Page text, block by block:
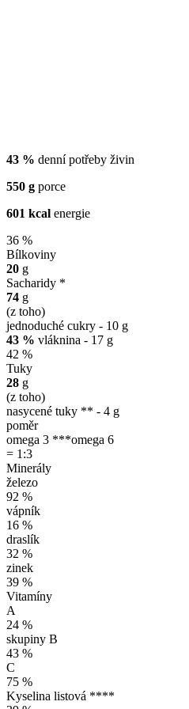
43 % denní potřeby živin
550 g porce
601 kcal energie
36 %
Bílkoviny
20 g
Sacharidy *
74 g
(z toho)
jednoduché cukry - 10 g
43 % vláknina - 17 g
42 %
Tuky
28 g
(z toho)
nasycené tuky ** - 4 g
poměr
omega 3 ***omega 6
= 1:3
Minerály
železo
92 %
vápník
16 %
draslík
32 %
zinek
39 %
Vitamíny
A
24 %
skupiny B
43 %
C
75 %
Kyselina listová ****